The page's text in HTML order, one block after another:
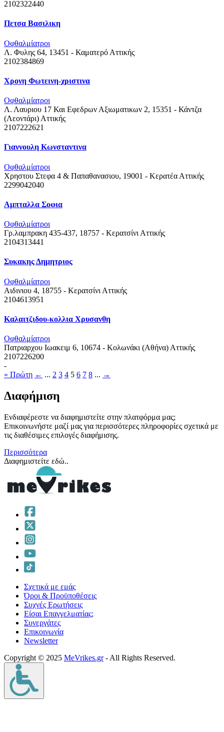
2102322440
Πετσα Βασιλικη
Οφθαλμίατροι
Λ. Φυλης 64, 13451 - Καματερό Αττικής
2102384869
Χρονη Φωτεινη-χριστινα
Οφθαλμίατροι
Λ. Λαυριου 17 Και Εφεδρων Αξιωματικων 2, 15351 - Κάντζα
(Λεοντάρι) Αττικής
2107222621
Γιαννουλη Κωνσταντινα
Οφθαλμίατροι
Χρηστου Στεφα 4 & Παπαθανασιου, 19001 - Κερατέα Αττικής
2299042040
Αμπταλλα Σοφια
Οφθαλμίατροι
Γρ.λαμπρακη 435-437, 18757 - Κερατσίνι Αττικής
2104313441
Συκακης Δημητριος
Οφθαλμίατροι
Αιδινιου 4, 18755 - Κερατσίνι Αττικής
2104613951
Καλαιτζιδου-κολλια Χρυσανθη
Οφθαλμίατροι
Πατριαρχου Ιωακειμ 6, 10674 - Κολωνάκι (Αθήνα) Αττικής
2107226200
-
« Πρώτη ← ... 2 3 4 5 6 7 8 ... →
Διαφήμιση
Ενδιαφέρεστε να διαφημιστείτε στην πλατφόρμα μας;
Επικοινωνήστε μαζί μας για περισσότερες πληροφορίες σχετικά με
τις διαθέσιμες επιλογές διαφήμισης.
Περισσότερα
Διαφημιστείτε εδώ..
Σχετικά με εμάς
Όροι & Προϋποθέσεις
Συχνές Ερωτήσεις
Είσαι Επαγγελματίας;
Συνεργάτες
Επικοινωνία
Νewsletter
Copyright © 2025 MeVrikes.gr- All Rights Reserved.